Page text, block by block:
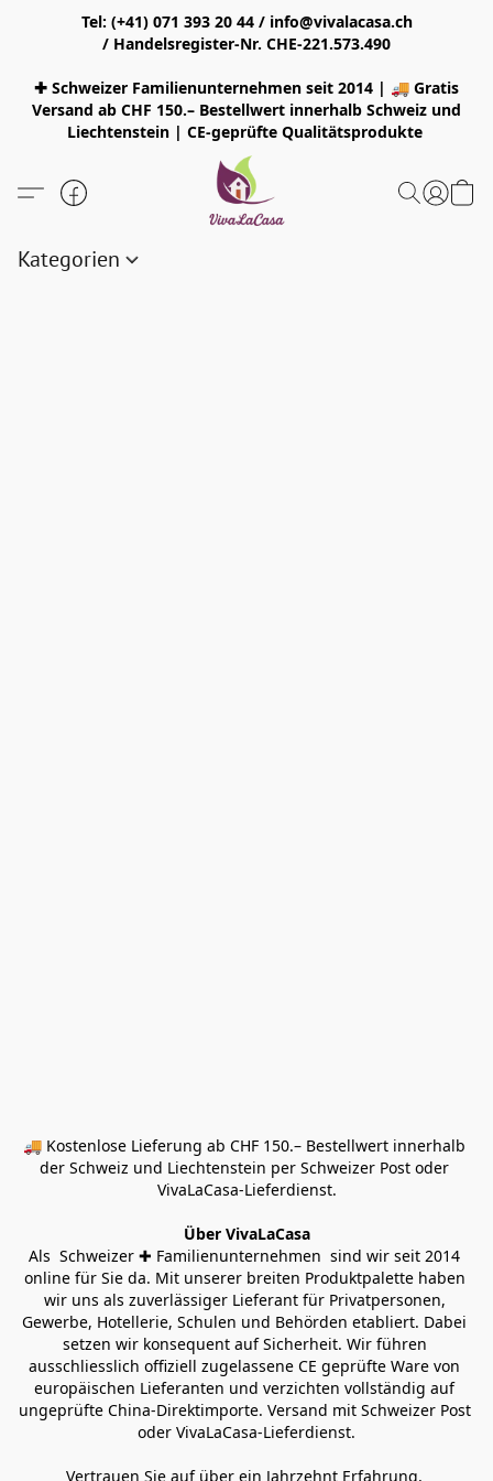
Tel: (+41) 071 393 20 44 / info@vivalacasa.ch
/ Handelsregister-Nr. CHE-221.573.490
✚ Schweizer Familienunternehmen seit 2014 | 🚚 Gratis
Versand ab CHF 150.– Bestellwert innerhalb Schweiz und
Liechtenstein | CE-geprüfte Qualitätsprodukte
Kategorien
🚚 Kostenlose Lieferung ab CHF 150.– Bestellwert innerhalb
der Schweiz und Liechtenstein per Schweizer Post oder
VivaLaCasa-Lieferdienst.
Über VivaLaCasa
Als  Schweizer ✚ Familienunternehmen  sind wir seit 2014
online für Sie da. Mit unserer breiten Produktpalette haben
wir uns als zuverlässiger Lieferant für Privatpersonen,
Gewerbe, Hotellerie, Schulen und Behörden etabliert. Dabei
setzen wir konsequent auf Sicherheit. Wir führen
ausschliesslich offiziell zugelassene CE geprüfte Ware von
europäischen Lieferanten und verzichten vollständig auf
ungeprüfte China-Direktimporte. Versand mit Schweizer Post
oder VivaLaCasa-Lieferdienst.
Vertrauen Sie auf über ein Jahrzehnt Erfahrung,